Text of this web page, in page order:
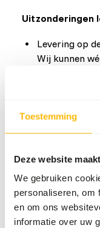
Toestemming
Deze website
We gebruiken
personaliseren, om
en om ons
informatie over uw
Uitzonderingen
Levering op
Wij kunnen
vasteland.
verzorgd
Terug naar
International